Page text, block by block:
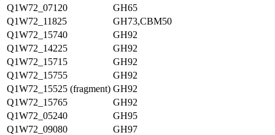
Q1W72_07120
GH65
Q1W72_11825
GH73,CBM50
Q1W72_15740
GH92
Q1W72_14225
GH92
Q1W72_15715
GH92
Q1W72_15755
GH92
Q1W72_15525 (fragment) GH92
Q1W72_15765
GH92
Q1W72_05240
GH95
Q1W72_09080
GH97